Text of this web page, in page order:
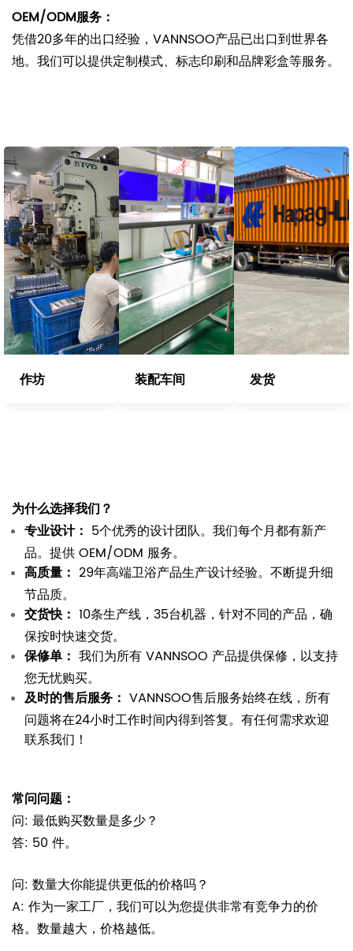
OEM/ODM服务：
凭借20多年的出口经验，VANNSOO产品已出口到世界各
地。我们可以提供定制模式、标志印刷和品牌彩盒等服务。
作坊 装配车间 发货
为什么选择我们？
专业设计： 5个优秀的设计团队。我们每个月都有新产
品。提供 OEM/ODM 服务。
高质量： 29年高端卫浴产品生产设计经验。不断提升细
节品质。
交货快： 10条生产线，35台机器，针对不同的产品，确
保按时快速交货。
保修单： 我们为所有 VANNSOO 产品提供保修，以支持
您无忧购买。
及时的售后服务： VANNSOO售后服务始终在线，所有
问题将在24小时工作时间内得到答复。有任何需求欢迎
联系我们！
常问问题：
问: 最低购买数量是多少？
答: 50 件。
问: 数量大你能提供更低的价格吗？
A: 作为一家工厂，我们可以为您提供非常有竞争力的价
格。数量越大，价格越低。